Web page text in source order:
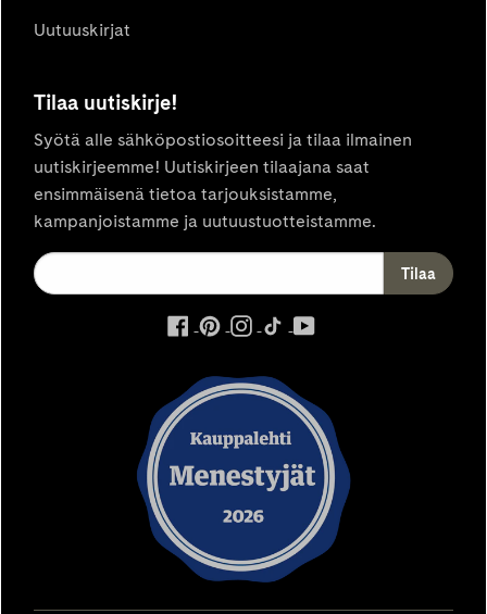
Uutuuskirjat
Tilaa uutiskirje!
Syötä alle sähköpostiosoitteesi ja tilaa ilmainen
uutiskirjeemme! Uutiskirjeen tilaajana saat
ensimmäisenä tietoa tarjouksistamme,
kampanjoistamme ja uutuustuotteistamme.
ulkoinen
avautuu
uuteen
välilehteen
ulkoinen
avautuu
uuteen
välilehteen
ulkoinen
avautuu
uuteen
välilehteen
ulkoinen
uuteen
välilehteen
välilehteen